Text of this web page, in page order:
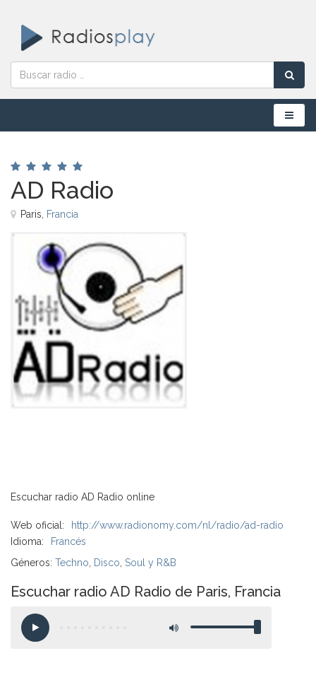
Menú
AD Radio
Paris, Francia
Escuchar radio AD Radio online
Web oficial:
http://www.radionomy.com/nl/radio/ad-radio
Idioma:
Francés
Géneros: Techno Disco Soul y R&B
Escuchar radio AD Radio de Paris, Francia